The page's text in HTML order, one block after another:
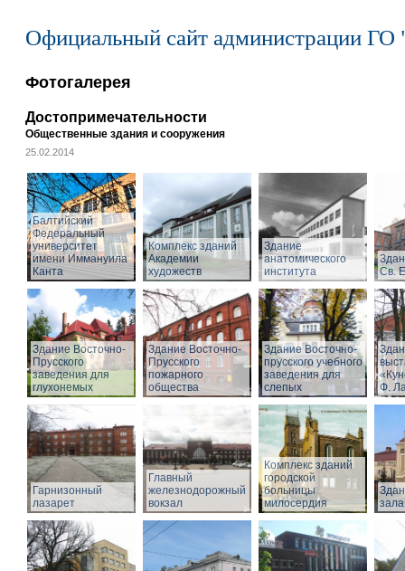
Официальный сайт администрации ГО
Фотогалерея
Достопримечательности
Общественные здания и сооружения
25.02.2014
Балтийский
Федеральный
университет
имени Иммануила
Канта
Комплекс зданий
Академии
художеств
Здание
анатомического
института
Св.
Здание Восточно-
Прусского
заведения для
глухонемых
Здание Восточно-
Прусского
пожарного
общества
Здание Восточно-
прусского учебного
заведения для
слепых
Ф.
Гарнизонный
лазарет
Главный
железнодорожный
вокзал
Комплекс зданий
городской
больницы
милосердия
зала